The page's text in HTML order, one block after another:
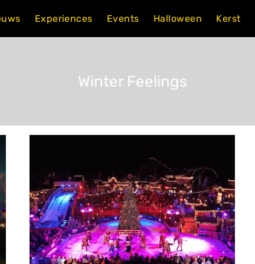
Experiences Events Halloween Kerst
Winter Feelings